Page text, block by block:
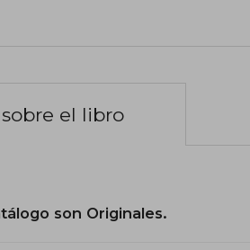
el libro
son Originales.